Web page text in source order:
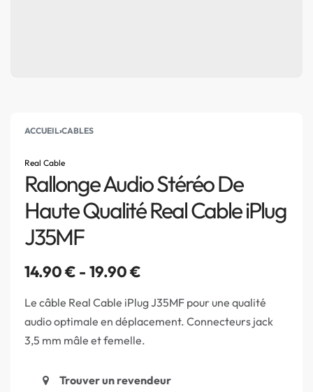
ACCUEIL›CABLES
Real Cable
Rallonge Audio Stéréo De
Haute Qualité Real Cable iPlug
J35MF
14.90€ 19.90€
Le câble Real Cable iPlug J35MF pour une qualité
audio optimale en déplacement. Connecteurs jack
3,5 mm mâle et femelle.
Trouver un revendeur